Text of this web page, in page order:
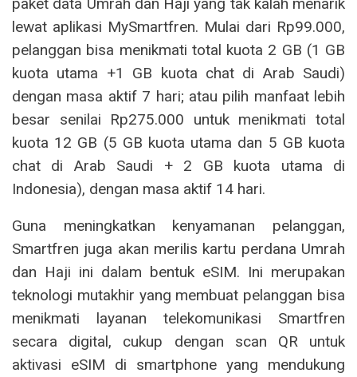
paket data Umrah dan Haji yang tak kalah menarik
lewat aplikasi MySmartfren. Mulai dari Rp99.000,
pelanggan bisa menikmati total kuota 2 GB (1 GB
kuota utama +1 GB kuota chat di Arab Saudi)
dengan masa aktif 7 hari; atau pilih manfaat lebih
besar senilai Rp275.000 untuk menikmati total
kuota 12 GB (5 GB kuota utama dan 5 GB kuota
chat di Arab Saudi + 2 GB kuota utama di
Indonesia), dengan masa aktif 14 hari.
Guna meningkatkan kenyamanan pelanggan,
Smartfren juga akan merilis kartu perdana Umrah
dan Haji ini dalam bentuk eSIM. Ini merupakan
teknologi mutakhir yang membuat pelanggan bisa
menikmati layanan telekomunikasi Smartfren
secara digital, cukup dengan scan QR untuk
aktivasi eSIM di smartphone yang mendukung